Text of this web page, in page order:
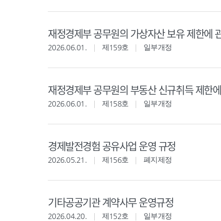
재정경제부 공무원의 가상자산 보유 제한에
2026.06.01. 제159호 일부개정
재정경제부 공무원의 부동산 신규취득 제한
2026.06.01. 제158호 일부개정
경제발전경험 공유사업 운영 규정
2026.05.21. 제156호 폐지제정
기타공공기관 계약사무 운영규정
2026.04.20. 제152호 일부개정